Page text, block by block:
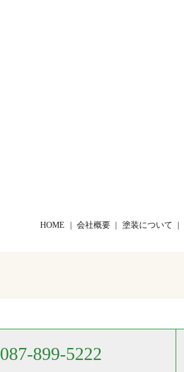
087-899-5222
HOME 会社概要 塗装について